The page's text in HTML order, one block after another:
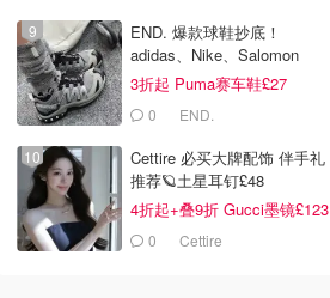
END. 爆款球鞋抄底！
adidas、Nike、Salomon
3折起 Puma赛车鞋£27
0 END.
Cettire 必买大牌配饰 伴手礼
推荐🪐土星耳钉£48
4折起+叠9折 Gucci墨镜£123
0 Cettire